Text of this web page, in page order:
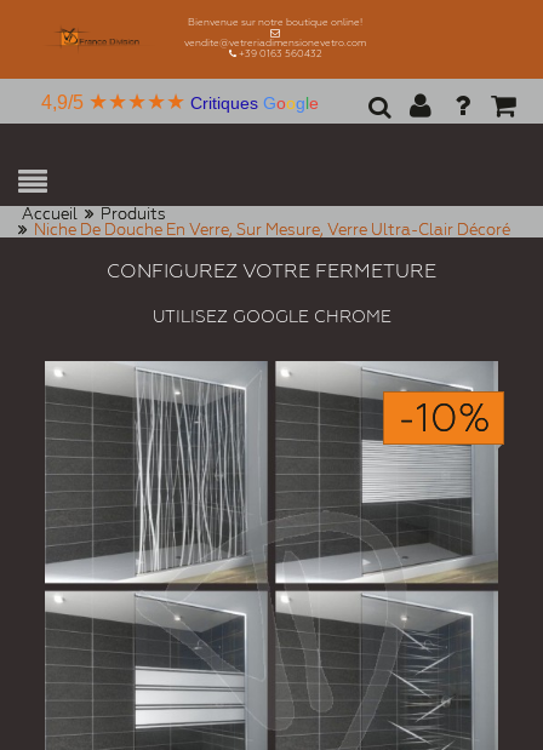
Bienvenue sur notre boutique online!
vendite@vetreriadimensionevetro.com
+39 0163 560432
4,9/5 ★★★★★ Critiques Google
Accueil
Produits
Niche De Douche En Verre, Sur Mesure, Verre Ultra-Clair Décoré
CONFIGUREZ VOTRE FERMETURE
UTILISEZ GOOGLE CHROME
-10%